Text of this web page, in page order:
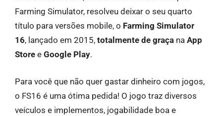
Farming Simulator, resolveu deixar o seu quarto
título para versões mobile, o Farming Simulator
16, lançado em 2015, totalmente de graça na App
Store e Google Play.
Para você que não quer gastar dinheiro com jogos,
o FS16 é uma ótima pedida! O jogo traz diversos
veículos e implementos, jogabilidade boa e